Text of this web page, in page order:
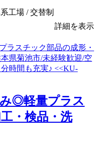
工場 / 交替制
詳細を表示
み◎軽量プラス
・検品・洗